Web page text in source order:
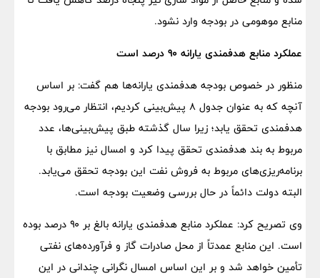
منابع موهومی در بودجه وارد نشود.
عملکرد منابع هدفمندی یارانه ۹۰ درصد است
منظور در خصوص بودجه هدفمندی یارانه‌ها هم گفت: بر اساس
آنچه که به عنوان جدول ۸ پیش‌بینی کردیم، انتظار می‌رود بودجه
هدفمندی تحقق یابد؛ زیرا سال گذشته طبق پیش‌بینی‌ها، عدد
مربوط به بند هدفمندی تحقق پیدا کرد و امسال نیز مطابق با
برنامه‌ریزی‌های مربوط به فروش نفت این بودجه تحقق می‌یابد.
البته دولت دائماً در حال بررسی وضعیت بودجه است.
وی تصریح کرد: عملکرد منابع هدفمندی یارانه بالغ بر ۹۰ درصد بوده
است. این منابع عمدتاً از محل صادرات گاز و فرآورده‌های نفتی
تأمین خواهد شد و بر این اساس امسال نگرانی چندانی در این